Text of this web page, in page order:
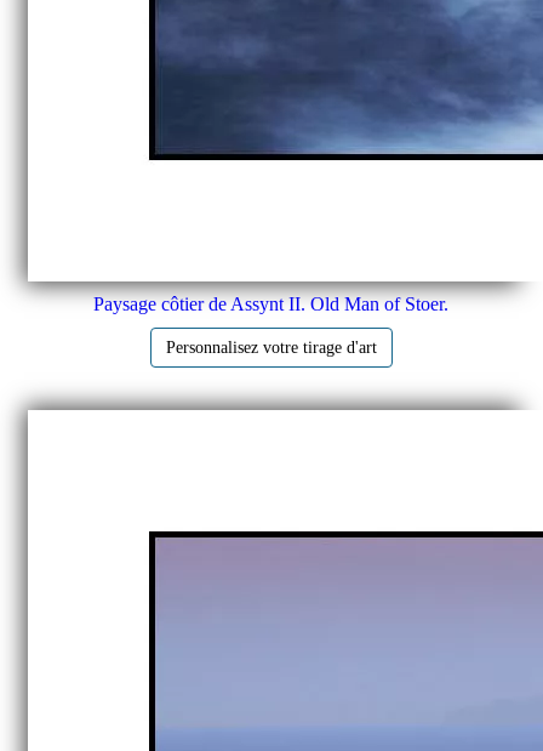
Paysage côtier de Assynt II. Old Man of Stoer.
Personnalisez votre tirage d'art